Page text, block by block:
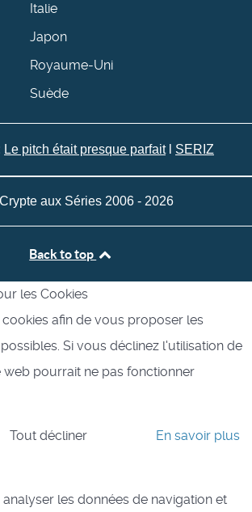
Italie
Japon
Royaume-Uni
Suède
Le pitch était presque parfaitl SERIZ
aux Séries 2006 - 2026
Back to top
les Cookies
afin de vous proposer les
Si vous déclinez l'utilisation de
web pourrait ne pas fonctionner
Tout décliner En savoir plus
les données de navigation et